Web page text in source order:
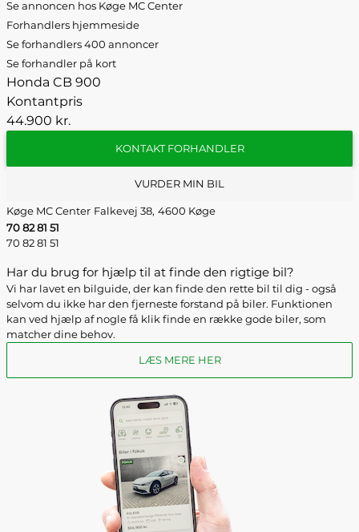
Se annoncen hos Køge MC Center
Forhandlers hjemmeside
Se forhandlers 400 annoncer
Se forhandler på kort
Honda CB 900
Kontantpris
44.900 kr.
KONTAKT FORHANDLER
VURDER MIN BIL
Køge MC Center Falkevej 38, 4600 Køge
70 82 81 51
70 82 81 51
Har du brug for hjælp til at finde den rigtige bil?
Vi har lavet en bilguide, der kan finde den rette bil til dig - også
selvom du ikke har den fjerneste forstand på biler. Funktionen
kan ved hjælp af nogle få klik finde en række gode biler, som
matcher dine behov.
LÆS MERE HER